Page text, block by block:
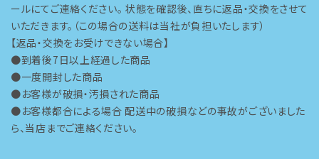
ールにてご連絡ください。 状態を確認後、直ちに返品・交換をさせて
いただきます。（この場合の送料は当社が負担いたします）
【返品・交換をお受けできない場合】
●到着後7日以上経過した商品
●一度開封した商品
●お客様が破損・汚損された商品
●お客様都合による場合 配送中の破損などの事故がございました
ら、当店までご連絡ください。